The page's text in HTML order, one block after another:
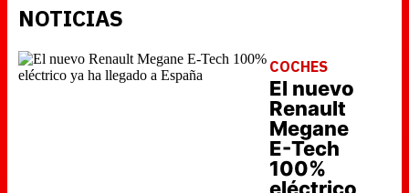
NOTICIAS
COCHES
El nuevo
Renault
Megane
E-Tech
100%